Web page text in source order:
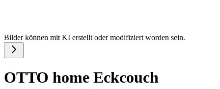
Bilder können mit KI erstellt oder modifiziert worden sein.
OTTO home Eckcouch